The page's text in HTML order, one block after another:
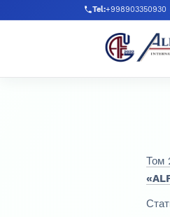
Перейти к главному меню
Перейти к основному контенту
Перейти к нижнему
Tel:+998903350930
Том